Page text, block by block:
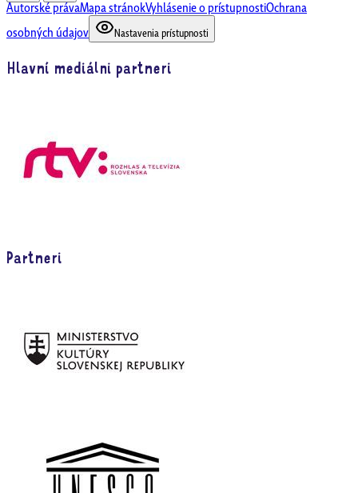
Autorské právaMapa stránokVyhlásenie o prístupnostiOchrana
osobných údajov Nastavenia prístupnosti
Hlavní mediálni partneri
Partneri